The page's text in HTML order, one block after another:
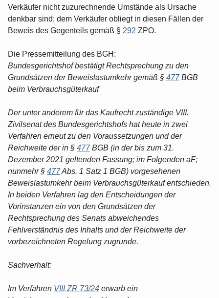
Verkäufer nicht zuzurechnende Umstände als Ursache
denkbar sind; dem Verkäufer obliegt in diesen Fällen der
Beweis des Gegenteils gemäß § 292 ZPO.
Die Pressemitteilung des BGH:
Bundesgerichtshof bestätigt Rechtsprechung zu den
Grundsätzen der Beweislastumkehr gemäß § 477BGB
beim Verbrauchsgüterkauf
Der unter anderem für das Kaufrecht zuständige VIII.
Zivilsenat des Bundesgerichtshofs hat heute in zwei
Verfahren erneut zu den Voraussetzungen und der
Reichweite der in § 477BGB (in der bis zum 31.
Dezember 2021 geltenden Fassung; im Folgenden aF;
nunmehr § 477Abs. 1 Satz 1 BGB) vorgesehenen
Beweislastumkehr beim Verbrauchsgüterkauf entschieden.
In beiden Verfahren lag den Entscheidungen der
Vorinstanzen ein von den Grundsätzen der
Rechtsprechung des Senats abweichendes
Fehlverständnis des Inhalts und der Reichweite der
vorbezeichneten Regelung zugrunde.
Sachverhalt:
Im Verfahren VIII ZR 73/24 erwarb ein